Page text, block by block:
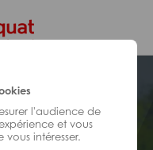
l'audience de
et vous
vous intéresser.